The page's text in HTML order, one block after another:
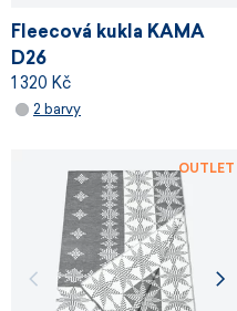
Fleecová kukla KAMA
D26
1 320 Kč
2 barvy
OUTLET